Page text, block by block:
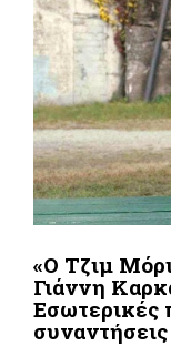
«Ο Τζιμ
Γιάννη
Εσωτερικές
συναντήσεις